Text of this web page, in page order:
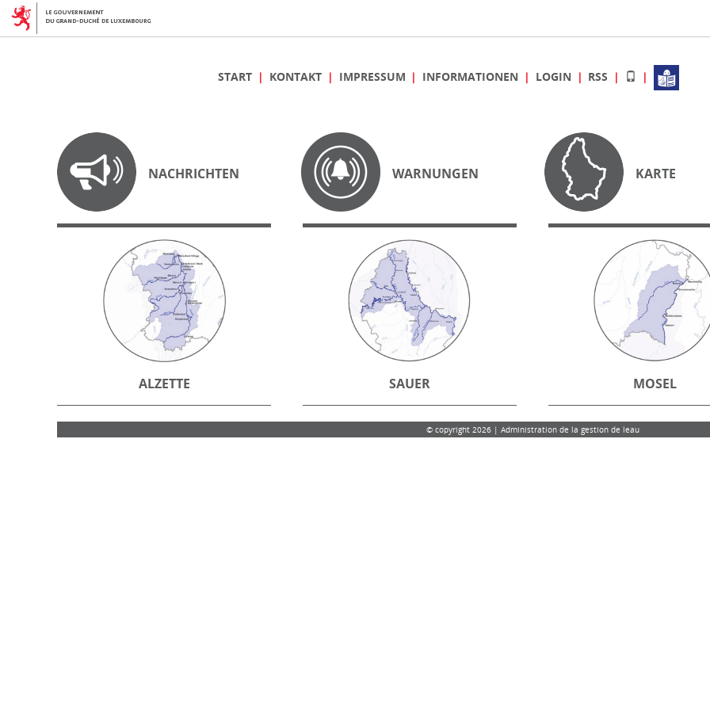
START KONTAKT IMPRESSUM INFORMATIONEN LOGIN RSS
NACHRICHTEN WARNUNGEN KARTE
ALZETTE SAUER MOSEL
© copyright 2026 | Administration de la gestion de leau